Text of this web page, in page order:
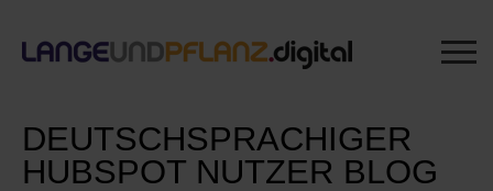
DEUTSCHSPRACHIGER
HUBSPOT NUTZER BLOG